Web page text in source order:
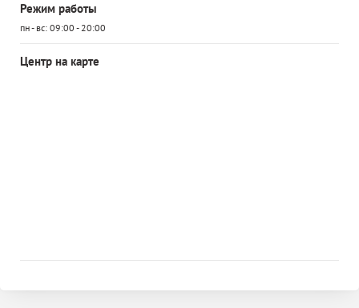
Режим работы
пн - вс: 09:00 - 20:00
Центр на карте